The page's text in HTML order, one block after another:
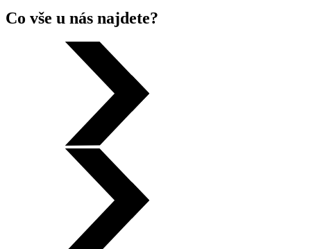
Osvědčená relaxace
Nechte se hýčkat a rozmazlovat v unikátním saunovém centrum,
které nabízí tradiční finskou saunu, parní a keltskou saunu, venkovní
ochlazovací bazén i vnitřní ochlazovací zónu. K celkové
spokojenosti přispěje i odpočívárna a odpočívací lehátka v celém
prostoru saunového centra. Příjemná obsluha vám nabídne také
občerstvení. Zapůjčení ručníku a prostěradla je samozřejmostí.
Saunovací desatero:
Do sauny nikdy nechodíme s plným žaludkem, ale ani
Před vstupem do ohřívárny je třeba se důkladně osprchovat a
Co vše u nás najdete?